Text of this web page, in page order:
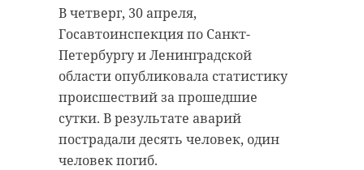
В четверг, 30 апреля,
Госавтоинспекция по Санкт-
Петербургу и Ленинградской
области опубликовала статистику
происшествий за прошедшие
сутки. В результате аварий
пострадали десять человек, один
человек погиб.
Ленинградской области на
мемориале у полевого кладбища
128-й стрелковой дивизии прошло
торжественное открытие
Всероссийской акции "Вахта
памяти". Мероприятие дало старт
поисковым работам в регионе в
2026 году и собрало около двух
Сотрудники транспортной
полиции с помощью
автоматизированной
информационной системы
«Сфера» выявили и задержали на
Московском вокзале в Санкт-